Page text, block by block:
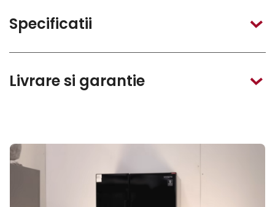
Specificatii
Livrare si garantie